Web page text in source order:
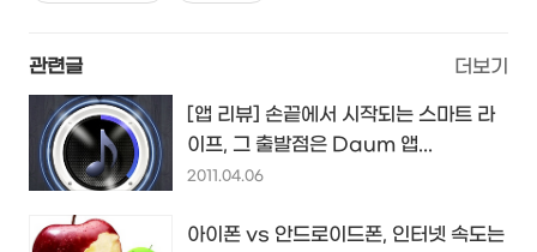
관련글 더보기
[앱 리뷰] 손끝에서 시작되는 스마트 라
이프, 그 출발점은 Daum 앱...
2011.04.06
아이폰 vs 안드로이드폰, 인터넷 속도는